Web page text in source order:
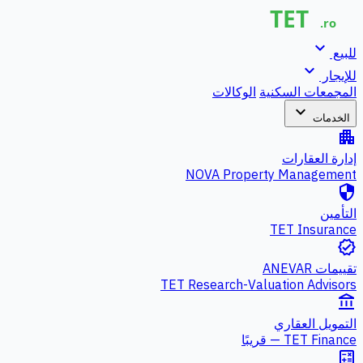
للبيع expand_more
للإيجار expand_more
المجمعات السكنية الوكالات
الخدمات expand_more
apartment
إدارة العقارات
NOVA Property Management
security
التأمين
TET Insurance
verified
تقييمات ANEVAR
TET Research-Valuation Advisors
account_balance
التمويل العقاري
TET Finance — قريبًا
calculate